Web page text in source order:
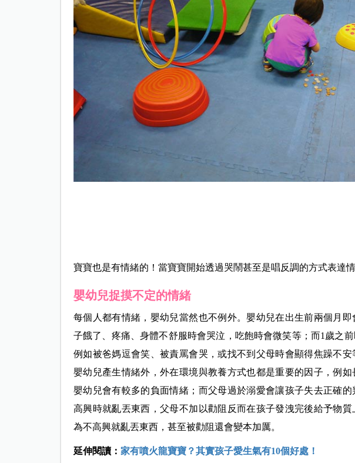
寶寶也是有情緒的！當寶寶開始透過哭鬧甚至是唱反調的方式表達
嬰幼兒捉摸不定的情緒
每個人都有情緒，嬰幼兒當然也不例外。嬰幼兒在出生前兩個月
子餓了、疼痛、身體不舒服時會哭泣，吃飽時會微笑等；而1歲之
例如被爸媽逗會笑、被責罵會哭，或找不到父母時會顯得焦躁不
嬰幼兒產生情緒外，外在環境與教養方式也都是重要的因子，例如
嬰幼兒會有較多的負面情緒；而父母過於溺愛會讓孩子失去正確
高興時就亂丟東西，父母不加以勸阻反而在孩子發洩完後給予物
為不高興就亂丟東西，甚至被勸阻還會變本加厲。
延伸閱讀： 家有噴火龍寶寶？其實孩子愛生氣有10個好處！